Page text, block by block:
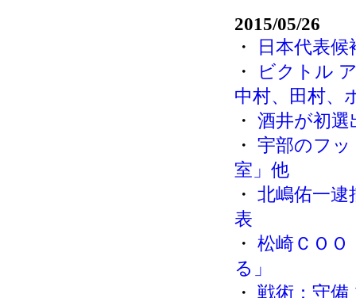
2015/05/26
・
日本代表
・
ビクトル
中村、田村、
・ 酒井が初選
・ 宇部のフ
室」他
・ 北嶋佑一逮
表
・ 松崎ＣＯＯ
る」
・ 戦術：守備